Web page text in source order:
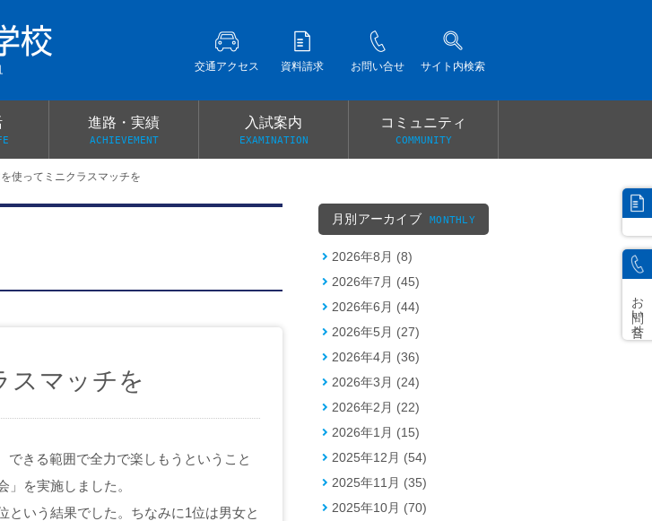
お問い合せ
交通アクセス 資料請求 お問い合せ サイト内検索
を使ってミニクラスマッチを
進路・実績
ACHIEVEMENT
入試案内
EXAMINATION
コミュニティ
COMMUNITY
スマッチを
きる範囲で全力で楽しもうということ
を実施しました。
という結果でした。ちなみに1位は男女と
月別アーカイブ MONTHLY
2026年8月 (8)
2026年7月 (45)
2026年6月 (44)
2026年5月 (27)
2026年4月 (36)
2026年3月 (24)
2026年2月 (22)
2026年1月 (15)
2025年12月 (54)
2025年11月 (35)
2025年10月 (70)